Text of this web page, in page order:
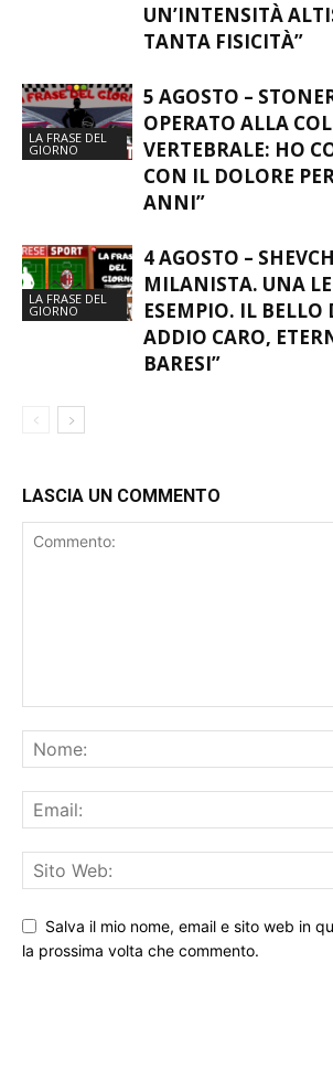
UN’INTENSITÀ
TANTA FISICITÀ”
LA FRASE DEL
GIORNO
5 AGOSTO –
OPERATO ALLA
VERTEBRALE: HO
CON IL DOLORE
ANNI”
LA FRASE DEL
GIORNO
4 AGOSTO –
MILANISTA. UNA
ESEMPIO. IL BELLO
ADDIO CARO,
BARESI”
LASCIA UN COMMENTO
Salva il mio nome, email e sito web in
la prossima volta che commento.